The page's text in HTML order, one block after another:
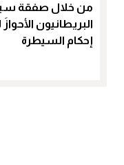
من خلال صفقة
البريطانيون
إحكام السيطرة